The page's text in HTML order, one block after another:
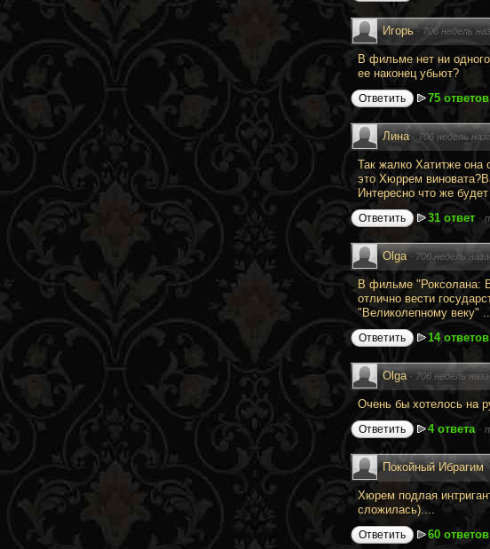
Игорь · 706 недель
В фильме нет ни
ее наконец убьют?
Ответить 75 ответов
Лина · 706 недель
Так жалко Хатитже она
это Хюррем
Интересно что же
Ответить 31 ответ ·
Olga · 706 недель
В фильме "Роксолана:
отлично вести
"Великолепному веку" ...
Ответить 14 ответов
Olga · 706 недель
Очень бы хотелось на
Ответить 4 ответа ·
Покойный Ибрагим ·
Хюрем подлая
сложилась)....
Ответить 60 ответов